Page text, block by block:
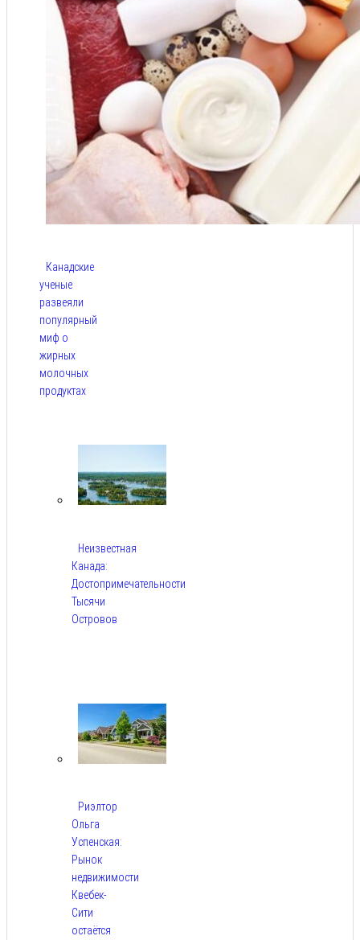
Канадские
ученые
развеяли
популярный
миф о
жирных
молочных
продуктах
Неизвестная
Канада:
Достопримечательности
Тысячи
Островов
Риэлтор
Ольга
Успенская:
Рынок
недвижимости
Квебек-
Сити
остаётся